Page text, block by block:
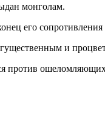
монголам.
его
и